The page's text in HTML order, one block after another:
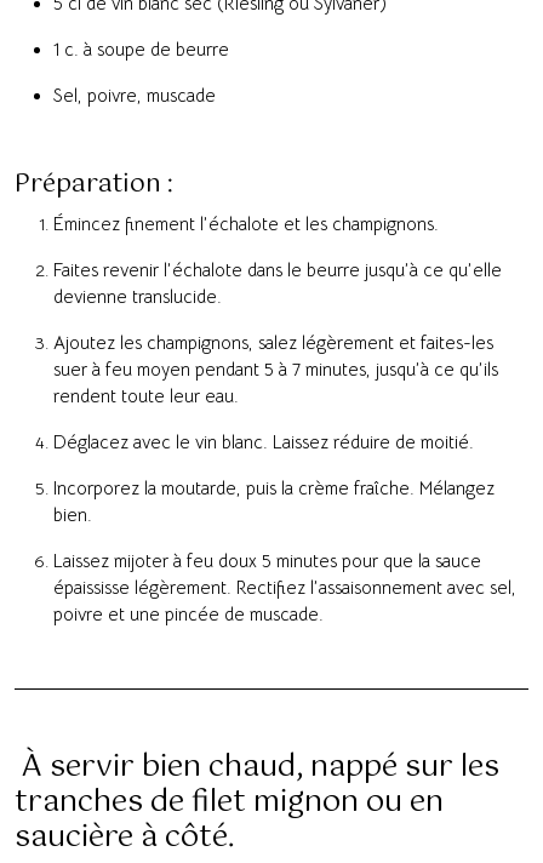
1 c. à soupe de beurre
Sel, poivre, muscade
Préparation :
Émincez finement l’échalote et les champignons.
Faites revenir l’échalote dans le beurre jusqu’à ce qu’elle
devienne translucide.
Ajoutez les champignons, salez légèrement et faites-les
suer à feu moyen pendant 5 à 7 minutes, jusqu’à ce qu’ils
rendent toute leur eau.
Déglacez avec le vin blanc. Laissez réduire de moitié.
Incorporez la moutarde, puis la crème fraîche. Mélangez
bien.
Laissez mijoter à feu doux 5 minutes pour que la sauce
épaississe légèrement. Rectifiez l’assaisonnement avec sel,
poivre et une pincée de muscade.
À servir bien chaud, nappé sur les
tranches de filet mignon ou en
saucière à côté.